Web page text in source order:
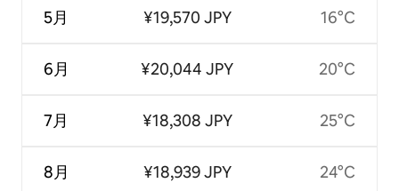
5月
6月
7月
8月
¥19,570 JPY
¥20,044 JPY
¥18,308 JPY
¥18,939 JPY
16°C
20°C
25°C
24°C